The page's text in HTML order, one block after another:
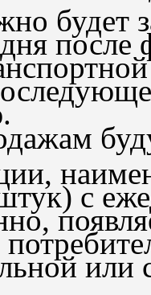
будет
после
с
или